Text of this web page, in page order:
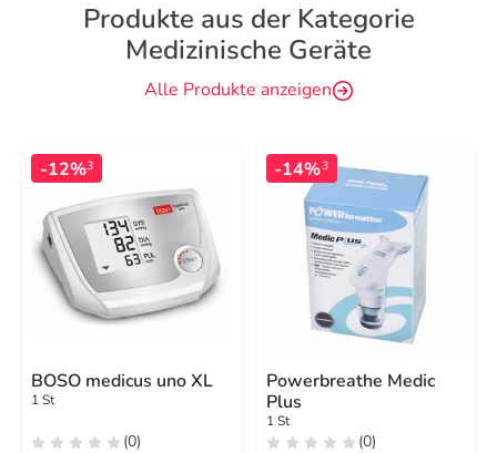
Produkte aus der Kategorie
Medizinische Geräte
Alle Produkte anzeigen
-12%3
BOSO medicus uno XL
1 St
(0)
-14%3
Powerbreathe Medic
Plus
1 St
(0)